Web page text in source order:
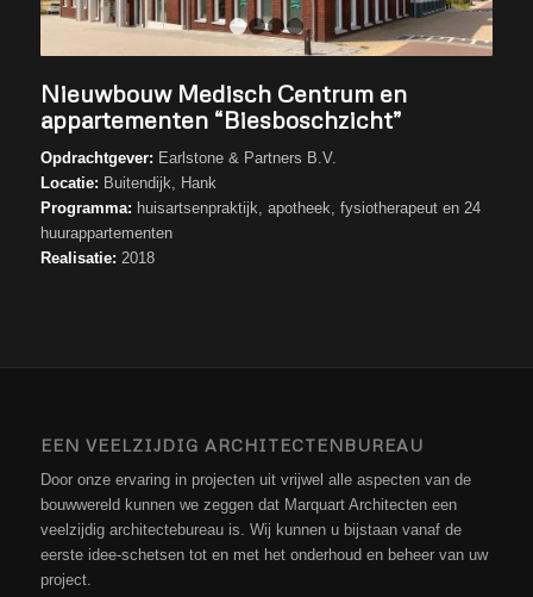
1 2 3 4
Nieuwbouw Medisch Centrum en
appartementen “Biesboschzicht”
Opdrachtgever: Earlstone & Partners B.V.
Locatie: Buitendijk, Hank
Programma: huisartsenpraktijk, apotheek, fysiotherapeut en 24
huurappartementen
Realisatie: 2018
EEN VEELZIJDIG ARCHITECTENBUREAU
Door onze ervaring in projecten uit vrijwel alle aspecten van de
bouwwereld kunnen we zeggen dat Marquart Architecten een
veelzijdig architectebureau is. Wij kunnen u bijstaan vanaf de
eerste idee-schetsen tot en met het onderhoud en beheer van uw
project.